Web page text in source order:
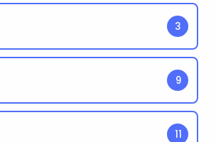
3
9
11